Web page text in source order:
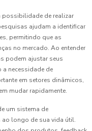
possibilidade de realizar
ajudam a identificar
permitindo que as
no mercado. Ao entender
podem ajustar seus
necessidade de
em setores dinâmicos,
mudar rapidamente.
um sistema de
longo de sua vida útil.